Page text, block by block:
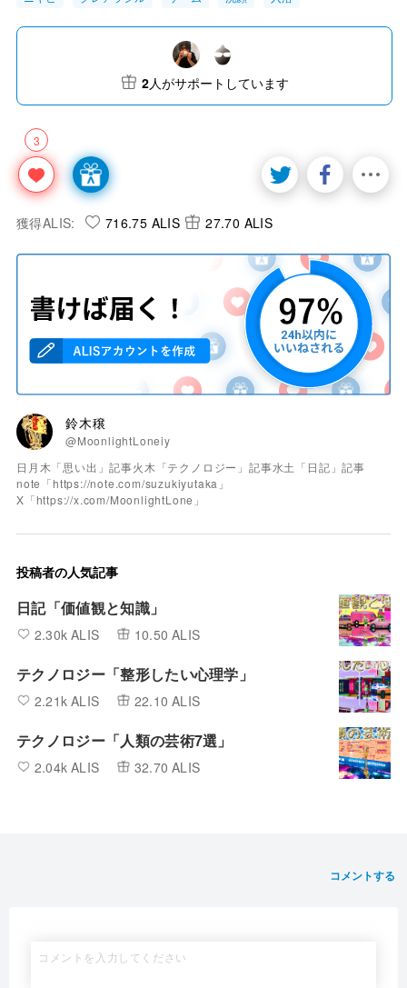
3
2人がサポートしています
獲得ALIS: 716.75 ALIS 27.70 ALIS
鈴木穣
@MoonlightLoneiy
日月木「思い出」記事火木「テクノロジー」記事水土「日記」記事
note「https://note.com/suzukiyutaka」
X「https://x.com/MoonlightLone」
投稿者の人気記事
日記「価値観と知識」
2.30k ALIS 10.50 ALIS
テクノロジー「整形したい心理学」
2.21k ALIS 22.10 ALIS
テクノロジー「人類の芸術7選」
2.04k ALIS 32.70 ALIS
コメントする